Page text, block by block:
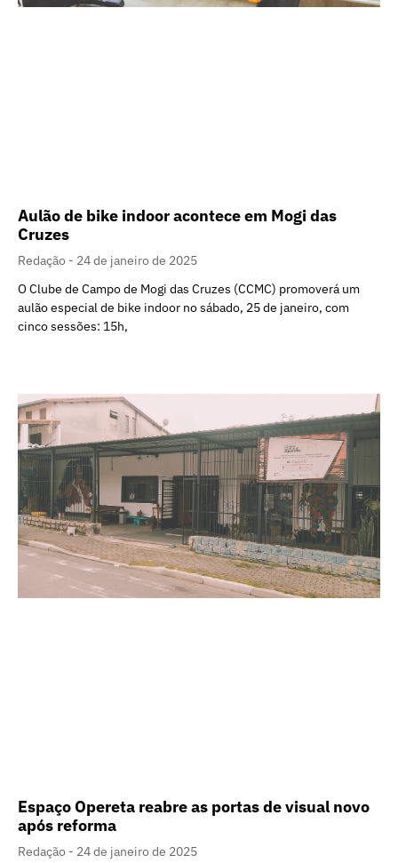
Aulão de bike indoor acontece em Mogi das
Cruzes
Redação
24 de janeiro de 2025
O Clube de Campo de Mogi das Cruzes (CCMC) promoverá um
aulão especial de bike indoor no sábado, 25 de janeiro, com
cinco sessões: 15h,
Espaço Opereta reabre as portas de visual novo
após reforma
Redação
24 de janeiro de 2025